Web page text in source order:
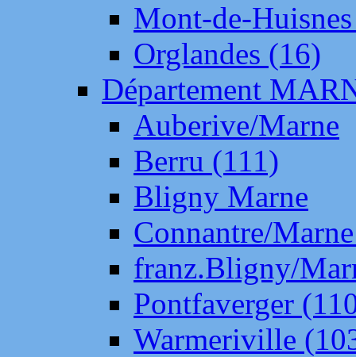
Mont-de-
Orglandes (16)
Département
Auberive/Marne
Berru (111)
Bligny Marne
Connantre/
franz.Bligny/
Pontfaverger
Warmeriville